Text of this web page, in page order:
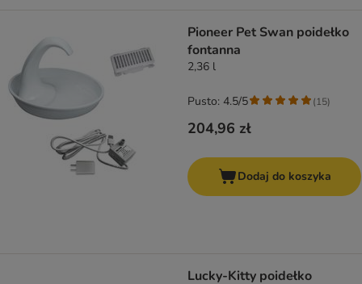
Pioneer Pet Swan poidełko
fontanna
2,36 l
204,96 zł
Pusto: 4.5/5 (15)
Dodaj do koszyka
Lucky-Kitty poidełko